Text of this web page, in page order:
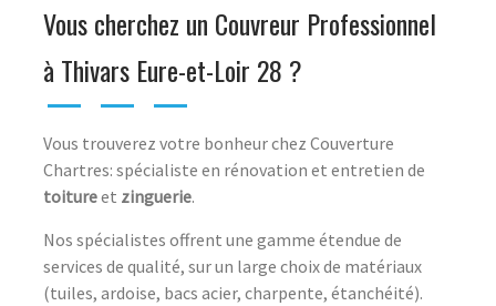
Vous cherchez un Couvreur Professionnel
à Thivars Eure-et-Loir 28 ?
Vous trouverez votre bonheur chez Couverture
Chartres: spécialiste en rénovation et entretien de
toitureet zinguerie.
Nos spécialistes offrent une gamme étendue de
services de qualité, sur un large choix de matériaux
(tuiles, ardoise, bacs acier, charpente, étanchéité).